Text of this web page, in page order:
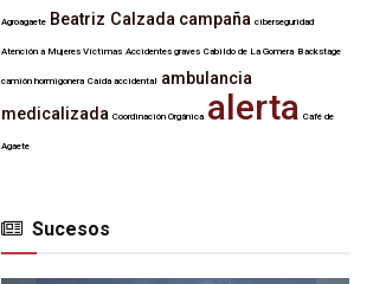
Agroagaete Beatriz Calzada campaña ciberseguridad
Atención a Mujeres Víctimas Accidentes graves Cabildo de La Gomera Backstage
camión hormigonera Caída accidental ambulancia
medicalizada Coordinación Orgánica alerta Café de
Agaete
Sucesos